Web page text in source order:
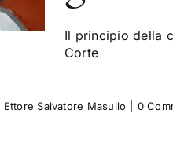
Il principio della
Corte
Ettore Salvatore Masullo 0